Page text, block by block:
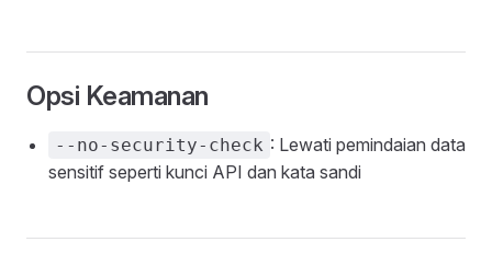
Opsi Keamanan
--no-security-check : Lewati pemindaian data
sensitif seperti kunci API dan kata sandi